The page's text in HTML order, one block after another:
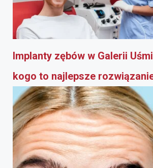
Implanty zębów w Galerii
kogo to najlepsze